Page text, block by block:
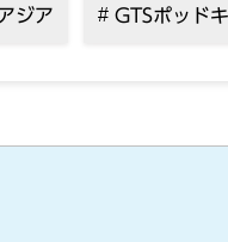
ジア GTSポッド